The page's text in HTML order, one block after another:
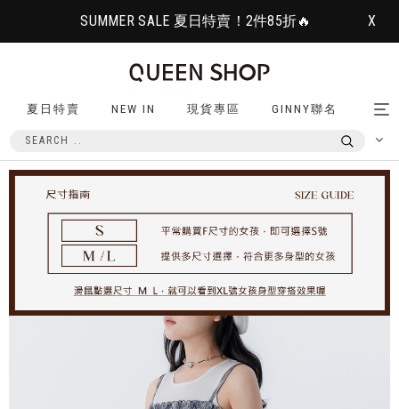
SUMMER SALE 夏日特賣！2件85折🔥 X
夏日特賣 NEW IN 現貨專區 GINNY聯名